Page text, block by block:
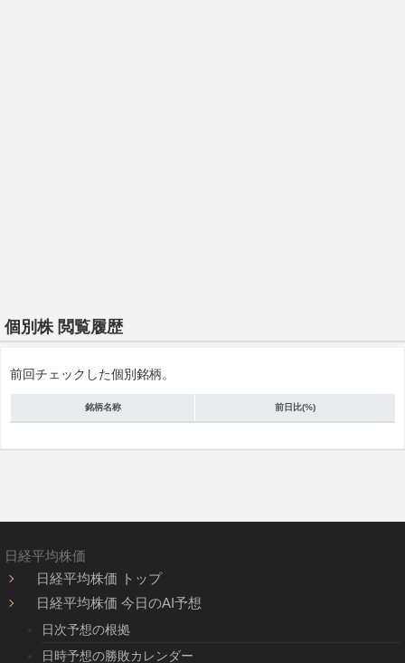
個別株 閲覧履歴
前回チェックした個別銘柄。
銘柄名称 前日比(%)
日経平均株価
日経平均株価 トップ
日経平均株価 今日のAI予想
日次予想の根拠
日時予想の勝敗カレンダー